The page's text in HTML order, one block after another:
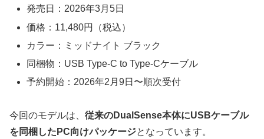
発売日：2026年3月5日
価格：11,480円（税込）
カラー：ミッドナイト ブラック
同梱物：USB Type-C to Type-Cケーブル
予約開始：2026年2月9日〜順次受付
今回のモデルは、 従来のDualSense本体にUSBケーブル
を同梱したPC向けパッケージとなっています。